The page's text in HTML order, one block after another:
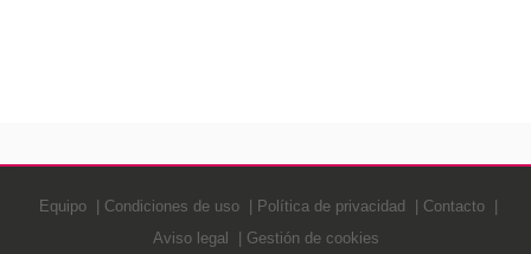
Equipo Condiciones de uso Política de privacidad
Contacto
Aviso legal
Gestión de cookies